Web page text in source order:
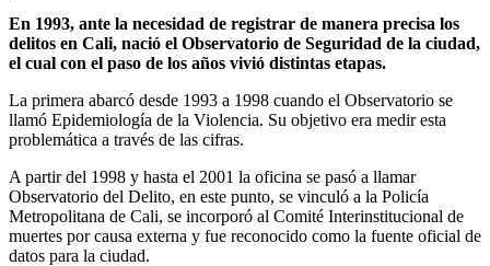
En 1993, ante la necesidad de registrar de manera precisa los
delitos en Cali, nació el Observatorio de Seguridad de la ciudad,
el cual con el paso de los años vivió distintas etapas.
La primera abarcó desde 1993 a 1998 cuando el Observatorio se
llamó Epidemiología de la Violencia. Su objetivo era medir esta
problemática a través de las cifras.
A partir del 1998 y hasta el 2001 la oficina se pasó a llamar
Observatorio del Delito, en este punto, se vinculó a la Policía
Metropolitana de Cali, se incorporó al Comité Interinstitucional de
muertes por causa externa y fue reconocido como la fuente oficial de
datos para la ciudad.